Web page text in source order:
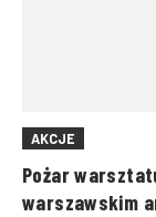
AKCJE
Pożar
warszawskim